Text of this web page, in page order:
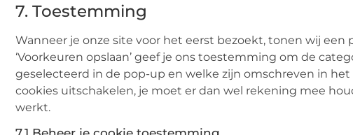
7. Toestemming
Wanneer je onze site voor het eerst bezoekt, tonen wij
‘Voorkeuren opslaan’ geef je ons toestemming om de
geselecteerd in de pop-up en welke zijn omschreven in
cookies uitschakelen, je moet er dan wel rekening mee
werkt.